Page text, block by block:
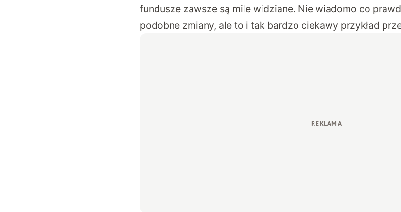
fundusze zawsze są mile widziane. Nie wiadomo co
podobne zmiany, ale to i tak bardzo ciekawy przykład